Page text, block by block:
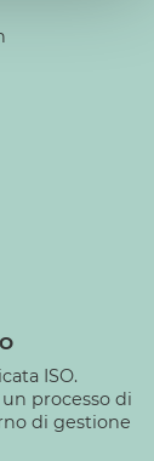
ISO.
processo di
di gestione